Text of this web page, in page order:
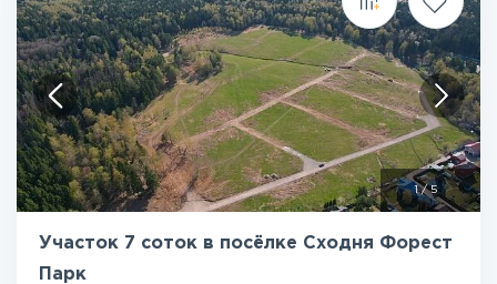
1/5
Участок 7 соток в посёлке Сходня Форест
Парк